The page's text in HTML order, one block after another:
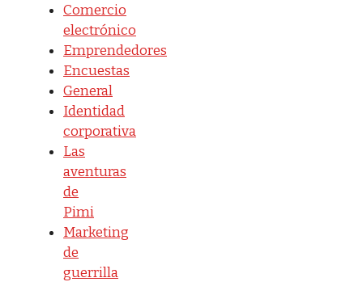
Comercio
electrónico
Emprendedores
Encuestas
General
Identidad
corporativa
Las
aventuras
de
Pimi
Marketing
de
guerrilla